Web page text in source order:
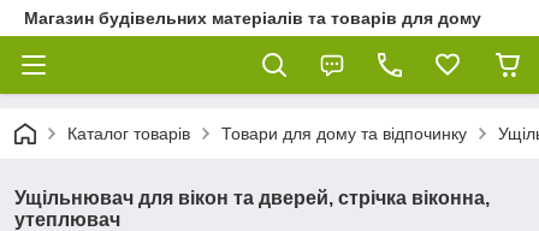
Магазин будівельних матеріалів та товарів для дому
Каталог товарів Товари для дому та відпочинку
Ущільнювач для вікон та дверей, стрічка віконна,
утеплювач